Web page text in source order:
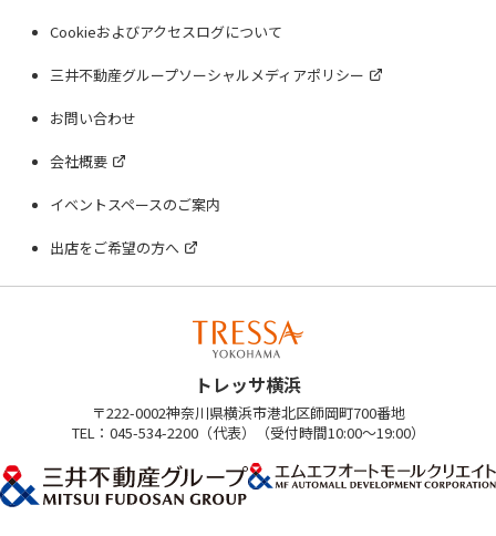
Cookieおよびアクセスログについて
三井不動産グループソーシャルメディアポリシー
お問い合わせ
会社概要
イベントスペースのご案内
出店をご希望の方へ
トレッサ横浜
〒222-0002神奈川県横浜市港北区師岡町700番地
TEL：045-534-2200（代表）（受付時間10:00～19:00）